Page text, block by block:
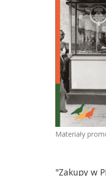
Materiały
"Zakupy w